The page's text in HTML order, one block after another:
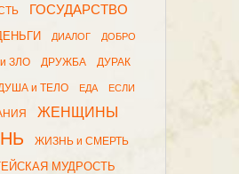
ГОСУДАРСТВО
ДИАЛОГ ДОБРО
ЗЛО ДРУЖБА ДУРАК
и ТЕЛО ЕДА ЕСЛИ
ЖЕНЩИНЫ
ЖИЗНЬ и СМЕРТЬ
МУДРОСТЬ